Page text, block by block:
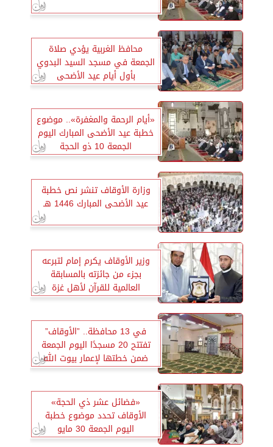
محافظ الغربية يؤدي صلاة
الجمعة في مسجد السيد البدوي
بأول أيام عيد الأضحى
«أيام الرحمة والمغفرة».. موضوع
خطبة عيد الأضحى المبارك اليوم
الجمعة 10 ذو الحجة
وزارة الأوقاف تنشر نص خطبة
عيد الأضحى المبارك 1446 هـ
وزير الأوقاف يكرم إمام لتبرعه
بجزء من جائزته بالمسابقة
العالمية للقرآن لأهل غزة
في 13 محافظة.. ”الأوقاف”
تفتتح 20 مسجدًا اليوم الجمعة
ضمن خطتها لإعمار بيوت الله
«فضائل عشر ذي الحجة»
الأوقاف تحدد موضوع خطبة
اليوم الجمعة 30 مايو